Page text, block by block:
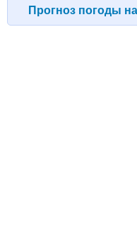
Прогноз погоды